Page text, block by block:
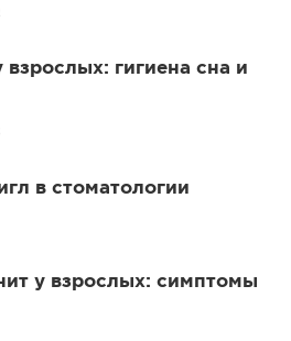
взрослых: гигиена сна и
в стоматологии
у взрослых: симптомы